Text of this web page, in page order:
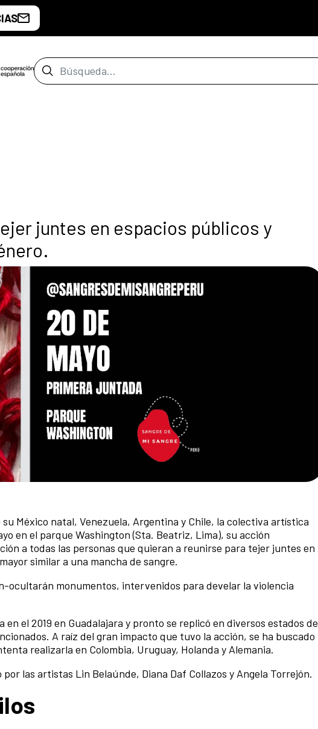
Barra de búsqueda
juntes en espacios públicos y
México natal, Venezuela, Argentina y Chile, la colectiva artística
en el parque Washington (Sta. Beatriz, Lima), su acción
a todas las personas que quieran a reunirse para tejer juntes en
similar a una mancha de sangre.
ocultarán monumentos, intervenidos para develar la violencia
el 2019 en Guadalajara y pronto se replicó en diversos estados de
A raíz del gran impacto que tuvo la acción, se ha buscado
realizarla en Colombia, Uruguay, Holanda y Alemania.
por las artistas Lin Belaúnde, Diana Daf Collazos y Angela Torrejón.